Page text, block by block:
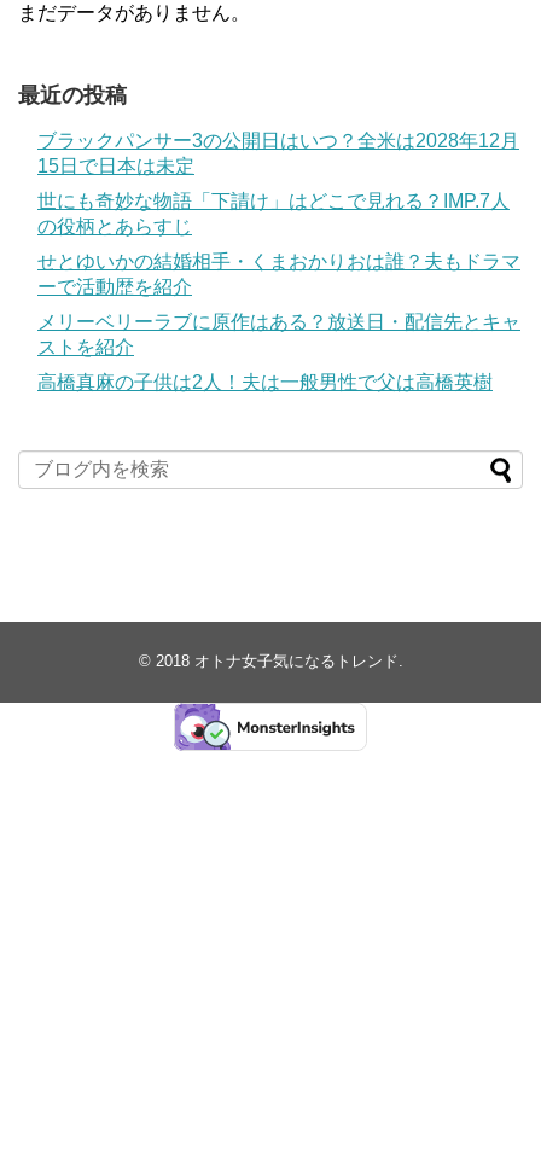
まだデータがありません。
最近の投稿
ブラックパンサー3の公開日はいつ？全米は2028年12月
15日で日本は未定
世にも奇妙な物語「下請け」はどこで見れる？IMP.7人
の役柄とあらすじ
せとゆいかの結婚相手・くまおかりおは誰？夫もドラマ
ーで活動歴を紹介
メリーベリーラブに原作はある？放送日・配信先とキャ
ストを紹介
高橋真麻の子供は2人！夫は一般男性で父は高橋英樹
© 2018 オトナ女子気になるトレンド